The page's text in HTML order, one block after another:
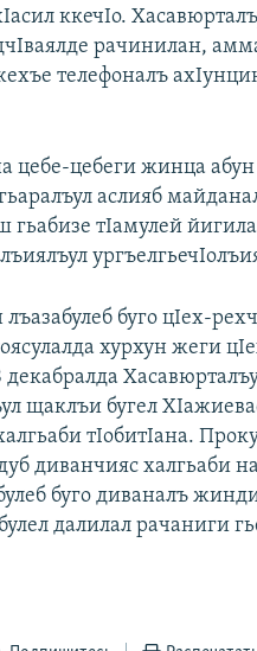
ккечIо.
рачинилан,
телефоналъ
цебе-цебеги жинца
аслияб
тIамулей
буго цIех-
хурхун жеги
декабралда
щаклъи бугел
тIобитIана.
диванчияс халгьаби
буго диваналъ
далилал рачаниги